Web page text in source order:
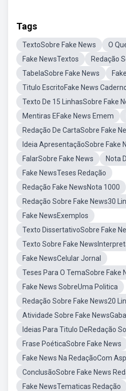
Tags
TextoSobre Fake News
O
Fake NewsTextos
Redação
TabelaSobre Fake News
Titulo EscritoFake News
Texto De 15 LinhasSobre Fake
Mentiras EFake News Emem
Redação De CartaSobre Fake
Ideia ApresentaçãoSobre Fake
FalarSobre Fake News
Nota
Fake NewsTeses Redação
Redação Fake NewsNota 1000
Redação Sobre Fake News30
Fake NewsExemplos
Texto DissertativoSobre Fake
Texto Sobre Fake
Fake NewsCelular Jornal
Teses Para O TemaSobre Fake
Fake News SobreUma Politica
Redação Sobre Fake News20
Atividade Sobre Fake
Ideias Para Titulo DeRedação
Frase PoéticaSobre Fake News
Fake News Na RedaçãoCom
ConclusãoSobre Fake News
Fake NewsTematicas Redação